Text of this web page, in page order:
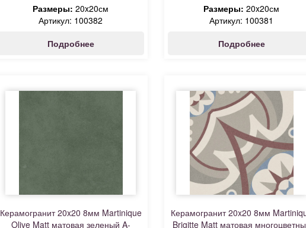
Размеры: 20x20см
Артикул: 100382
Подробнее
Размеры: 20x20см
Артикул: 100381
Подробнее
Керамогранит 20x20 8мм Martinique
Olive Matt матовая зеленый A-
Керамогранит 20x20 8мм
Brigitte Matt матовая